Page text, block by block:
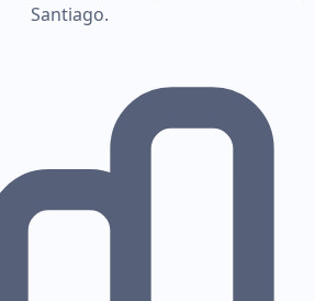
Santiago.